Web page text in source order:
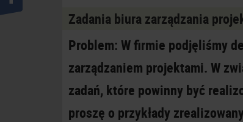
Zadania biura zarządzania
Problem: W firmie podjęliśmy
zarządzaniem projektami. W
zadań, które powinny być
proszę o przykłady